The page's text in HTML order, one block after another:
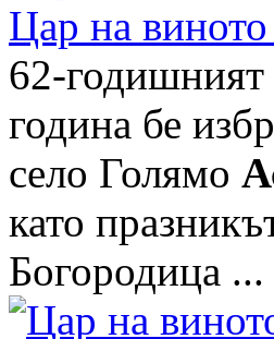
Цар на
62-годишният
година бе
село Голямо
като
Богородица ...